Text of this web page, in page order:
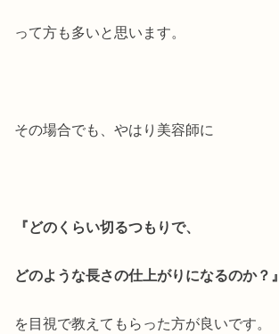
って方も多いと思います。
その場合でも、やはり美容師に
『どのくらい切るつもりで、
どのような長さの仕上がりになるのか？』
を目視で教えてもらった方が良いです。